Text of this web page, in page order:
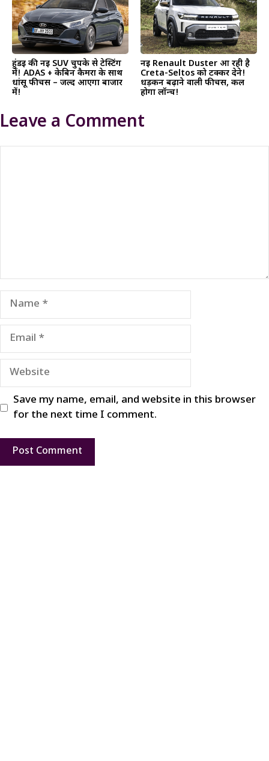
हुंडई की नई SUV चुपके से टेस्टिंग
में! ADAS + केबिन कैमरा के साथ
धांसू फीचर्स – जल्द आएगा बाजार
में!
नई Renault Duster आ रही है
Creta-Seltos को टक्कर देने!
धड़कन बढ़ाने वाली फीचर्स, कल
होगा लॉन्च!
Leave a Comment
Name
Email
Website
Save my name, email, and website in this browser
for the next time I comment.